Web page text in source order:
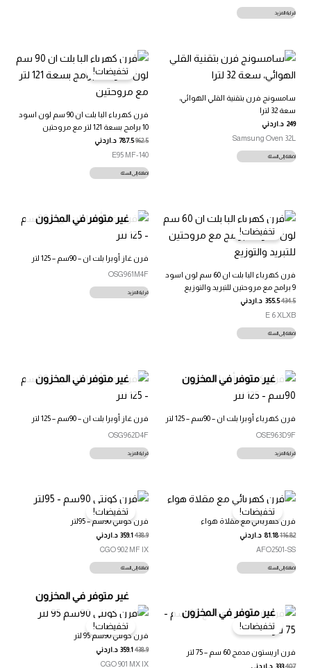
قراءة المزيد
سامسونج فرن بتقنية القلي الهوائي،
سعة 32 لترا
249 د.اردني
Samsung Oven 32L
إضافة إلى السلة
تخفيضات!
فرن كهرباء البا بلت ان 90 سم لون اسود
10 برامج بسعة 121 لتر مع مروحتين
962.5
787.5 د.اردني
140-E95 MF
إضافة إلى السلة
تخفيضات!
فرن كهرباء البا بلت ان 60 سم لون اسود
9 برامج مع مروحتين للتبريد والتوزيع
434.5
355.5 د.اردني
E 6 XLXB
إضافة إلى السلة
غير متوفر في المخزون
فرن غاز أوبرا بلت ان – 90سم – 125 لتر
OSG961M4F
قراءة المزيد
غير متوفر في المخزون
فرن كهرباء أوبرا بلت ان – 90سم – 125 لتر
OSE963D9F
قراءة المزيد
غير متوفر في المخزون
فرن غاز أوبرا بلت ان – 90سم – 125 لتر
OSG962D4F
قراءة المزيد
تخفيضات!
فرن كهربائي مع مقلاة هواء
116.82
81.18 د.اردني
AFO2501-SS
إضافة إلى السلة
تخفيضات!
فرن كونتي 90سم – 95لتر
438.9
359.1 د.اردني
CGO 902 MF IX
إضافة إلى السلة
غير متوفر في المخزون
تخفيضات!
فرن اريستون مدمج 60 سم – 75 لتر
407
333 د.اردني
غير متوفر في المخزون
تخفيضات!
فرن كونتي 90سم 95 لتر
438.9
359.1 د.اردني
CGO 901 MX IX